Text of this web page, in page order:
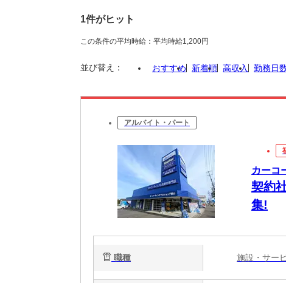
1件がヒット
この条件の平均時給：平均時給1,200円
並び替え： おすすめ 新着順 高収入 勤務日
アルバイト・パート
カーコ
契約
集!
職種 施設・サー